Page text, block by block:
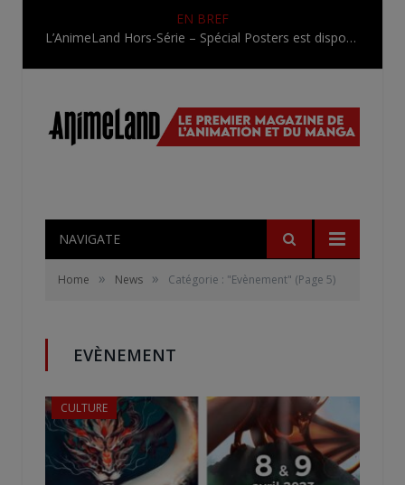
EN BREF
L’AnimeLand Hors-Série – Spécial Posters est disponible !
NAVIGATE
Home » News » Catégorie : "Evènement" (Page 5)
EVÈNEMENT
CULTURE